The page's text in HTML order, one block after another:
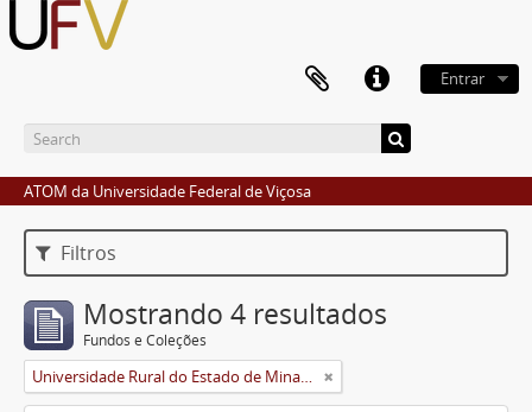
Entrar
ATOM da Universidade Federal de Viçosa
Filtros
Mostrando 4 resultados
Fundos e Coleções
Universidade Rural do Estado de Minas Gerais (Uremg)